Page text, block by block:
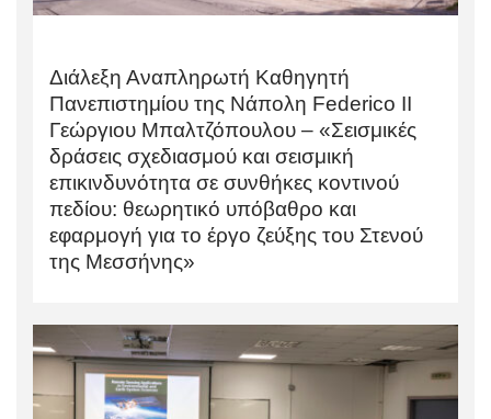
Διάλεξη Αναπληρωτή Καθηγητή
Πανεπιστημίου της Νάπολη Federico II
Γεώργιου Μπαλτζόπουλου – «Σεισμικές
δράσεις σχεδιασμού και σεισμική
επικινδυνότητα σε συνθήκες κοντινού
πεδίου: θεωρητικό υπόβαθρο και
εφαρμογή για το έργο ζεύξης του Στενού
της Μεσσήνης»